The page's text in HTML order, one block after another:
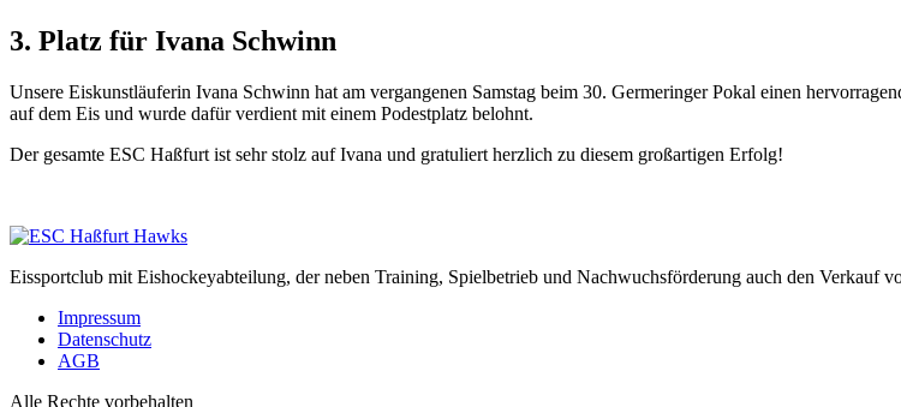
3. Platz für Ivana Schwinn
Unsere Eiskunstläuferin Ivana Schwinn hat am vergangenen Samstag beim 30. Germeringer Pokal einen
auf dem Eis und wurde dafür verdient mit einem Podestplatz belohnt.
Der gesamte ESC Haßfurt ist sehr stolz auf Ivana und gratuliert herzlich zu diesem großartigen Erfolg!
Eissportclub mit Eishockeyabteilung, der neben Training, Spielbetrieb und Nachwuchsförderung auch den Verkauf
Impressum
Datenschutz
AGB
Alle Rechte vorbehalten